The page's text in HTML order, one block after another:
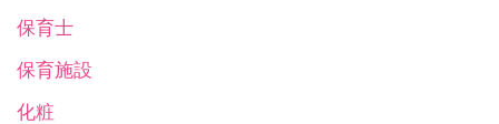
保育士
保育施設
化粧